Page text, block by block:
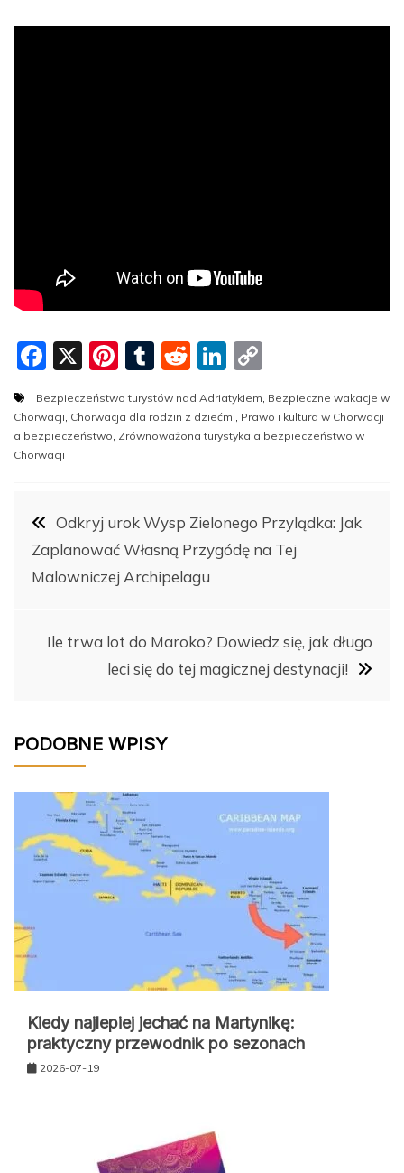
F
c
e
b
o
k
X
Pi
er
e
T
u
m
bl
R
e
d
di
Li
n
k
e
p
y
k
Bezpieczeństwo turystów nad Adriatykiem Bezpieczne wakacje w
Chorwacji Chorwacja dla rodzin z dziećmi Prawo i kultura w Chorwacji
a bezpieczeństwo Zrównoważona turystyka a bezpieczeństwo w
Chorwacji
Nawigacja
wpisu
Odkryj urok Wysp Zielonego Przylądka: Jak
Zaplanować Własną Przygódę na Tej
Malowniczej Archipelagu
Ile trwa lot do Maroko? Dowiedz się, jak długo
leci się do tej magicznej destynacji!
PODOBNE WPISY
Kiedy najlepiej jechać na Martynikę:
praktyczny przewodnik po sezonach
2026-07-19